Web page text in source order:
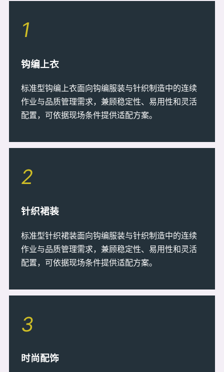
1
钩编上衣
标准型钩编上衣面向钩编服装与针织制造中的连续
作业与品质管理需求，兼顾稳定性、易用性和灵活
配置，可依据现场条件提供适配方案。
2
针织裙装
标准型针织裙装面向钩编服装与针织制造中的连续
作业与品质管理需求，兼顾稳定性、易用性和灵活
配置，可依据现场条件提供适配方案。
3
时尚配饰